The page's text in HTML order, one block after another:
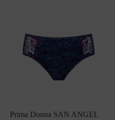
Prima Donna SAN ANGEL